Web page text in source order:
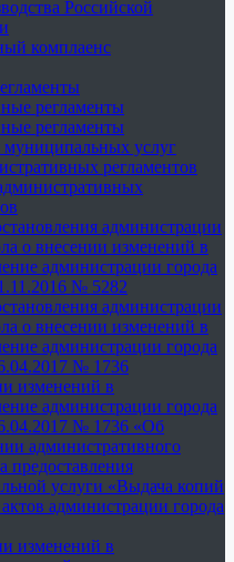
Российской
комплаенс
регламенты
регламенты
муниципальных услуг
регламентов
администрации
о внесении изменений в
администрации города
№ 5282
администрации
о внесении изменений в
администрации города
№ 1736
изменений в
администрации города
№ 1736 «Об
административного
предоставления
услуги «Выдача копий
администрации города
изменений в